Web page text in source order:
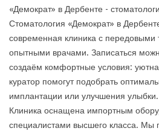
«Демократ» в Дербенте -
Стоматология «Демократ» в
современная клиника с передовыми
опытными врачами. Записаться
создаём комфортные условия:
куратор помогут подобрать
имплантации или улучшения улыбки.
Клиника оснащена импортным
специалистами высшего класса. Мы